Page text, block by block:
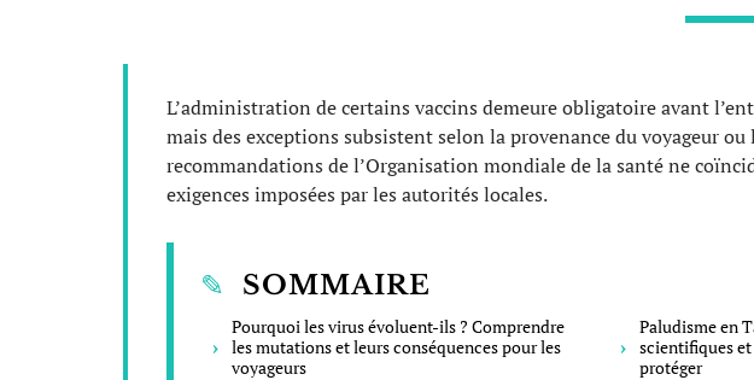
L’administration de certains vaccins demeure obligatoire avant
mais des exceptions subsistent selon la provenance du voyageur
recommandations de l’Organisation mondiale de la santé ne
exigences imposées par les autorités locales.
SOMMAIRE
Pourquoi les virus évoluent-ils ? Comprendre
les mutations et leurs conséquences pour les
voyageurs
Paludisme en
scientifiques et
protéger